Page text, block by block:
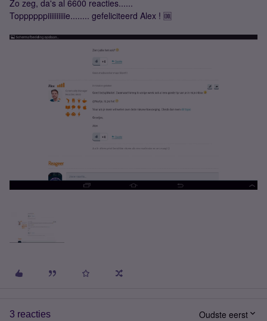
Zo zeg, da's al 6600 reacties......
Toppppppiiiiiiiiiie........ gefeliciteerd Alex ! 🆒
3 reacties Oudste eerst